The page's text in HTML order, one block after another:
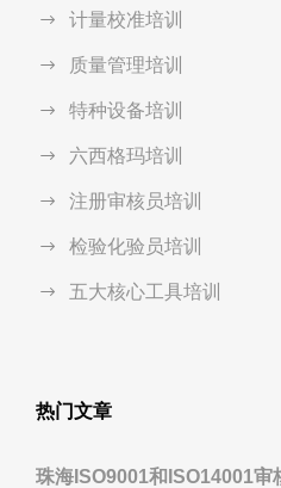
计量校准培训
质量管理培训
特种设备培训
六西格玛培训
注册审核员培训
检验化验员培训
五大核心工具培训
热门文章
珠海ISO9001和ISO14001审